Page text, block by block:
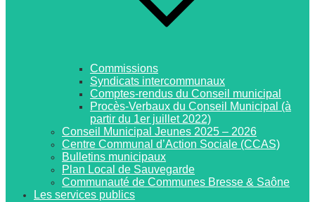
Commissions
Syndicats intercommunaux
Comptes-rendus du Conseil municipal
Procès-Verbaux du Conseil Municipal (à
partir du 1er juillet 2022)
Conseil Municipal Jeunes 2025 – 2026
Centre Communal d’Action Sociale (CCAS)
Bulletins municipaux
Plan Local de Sauvegarde
Communauté de Communes Bresse & Saône
Les services publics